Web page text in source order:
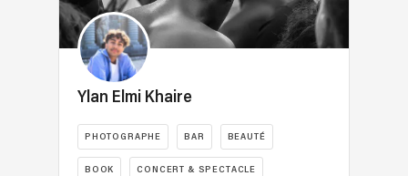
Ylan Elmi Khaire
PHOTOGRAPHE BAR BEAUTÉ
BOOK CONCERT & SPECTACLE